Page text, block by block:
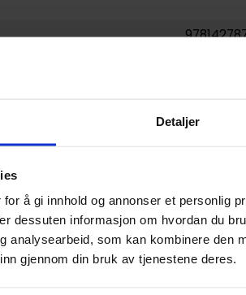
Detaljer
å gi innhold og annonser et personlig
dessuten informasjon om hvordan du
analysearbeid, som kan kombinere den
gjennom din bruk av tjenestene deres.
Paperback
Yuri
160